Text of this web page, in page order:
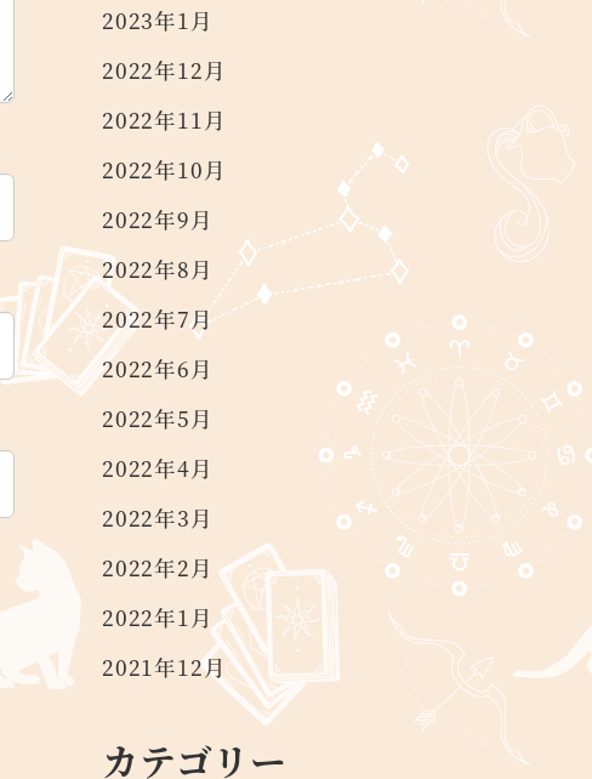
2023年1月
2022年12月
2022年11月
2022年10月
2022年9月
2022年8月
2022年7月
2022年6月
2022年5月
2022年4月
2022年3月
2022年2月
2022年1月
2021年12月
カテゴリー